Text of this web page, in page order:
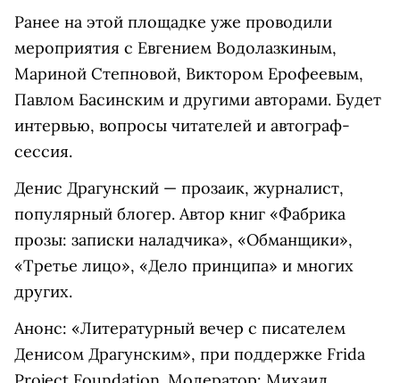
Ранее на этой площадке уже проводили
мероприятия с Евгением Водолазкиным,
Мариной Степновой, Виктором Ерофеевым,
Павлом Басинским и другими авторами. Будет
интервью, вопросы читателей и автограф-
сессия.
Денис Драгунский — прозаик, журналист,
популярный блогер. Автор книг «Фабрика
прозы: записки наладчика», «Обманщики»,
«Третье лицо», «Дело принципа» и многих
других.
Анонс: «Литературный вечер с писателем
Денисом Драгунским», при поддержке Frida